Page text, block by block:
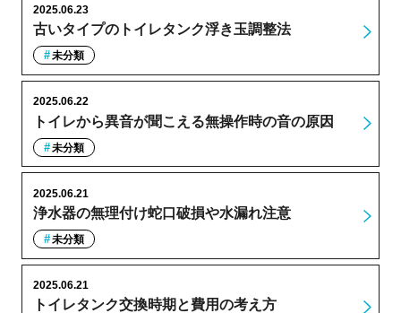
古いタイプのトイレタンク浮き玉調整法
2025.06.23
未分類
トイレから異音が聞こえる無操作時の音の原因
2025.06.22
未分類
浄水器の無理付け蛇口破損や水漏れ注意
2025.06.21
未分類
トイレタンク交換時期と費用の考え方
2025.06.21